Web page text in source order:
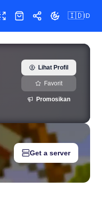
Layar penuh
Toko BagikanUbah tema
🇮🇩 ID
Lihat Profil
Favorit
Promosikan
Get a server